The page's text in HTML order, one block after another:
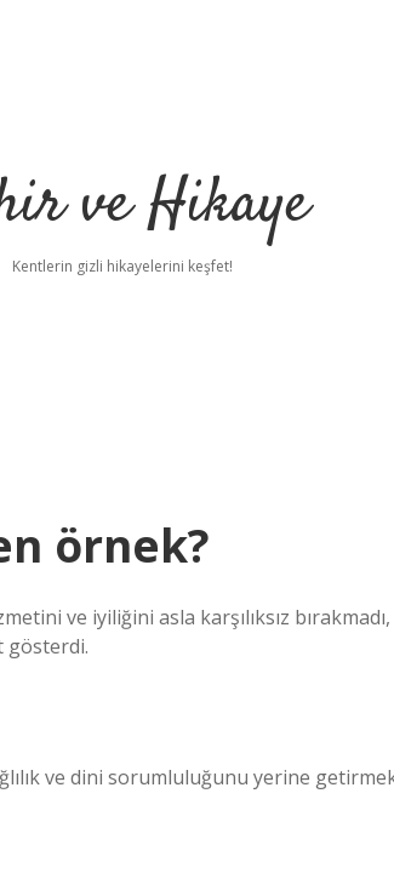
ve Hikaye
Kentlerin gizli hikayelerini keşfet!
örnek?
ve iyiliğini asla karşılıksız bırakmadı,
gösterdi.
ve dini sorumluluğunu yerine